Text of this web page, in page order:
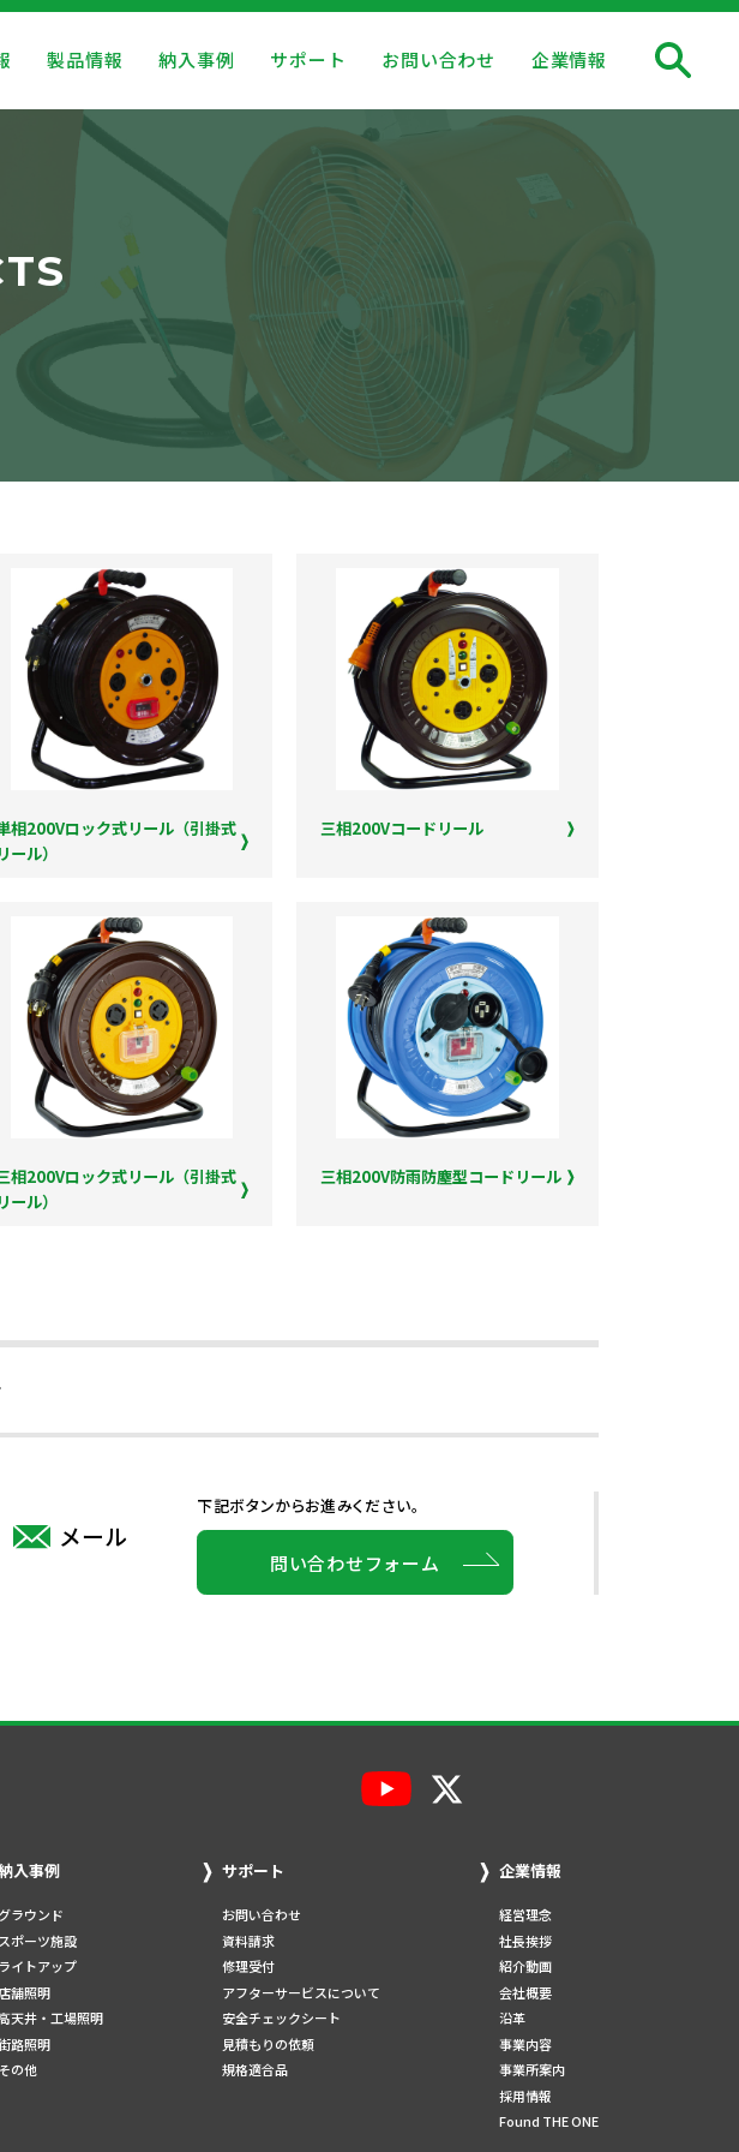
製品情報 納入事例 サポート お問い合わせ 企業情報
相200Vロック式リール（引掛式
リール）
三相200Vコードリール
相200Vロック式リール（引掛式
リール）
三相200V防雨防塵型コードリール
メール
下記ボタンからお進みください。
問い合わせフォーム
入事例
グラウンド
スポーツ施設
ライトアップ
店舗照明
天井・工場照明
路照明
その他
サポート
お問い合わせ
資料請求
修理受付
アフターサービスについて
安全チェックシート
見積もりの依頼
規格適合品
企業情報
経営理念
社長挨拶
紹介動画
会社概要
沿革
事業内容
事業所案内
採用情報
Found THE ONE